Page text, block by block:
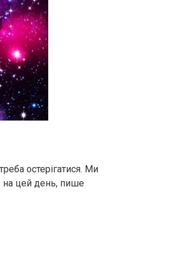
остерігатися. Ми
на цей день, пише